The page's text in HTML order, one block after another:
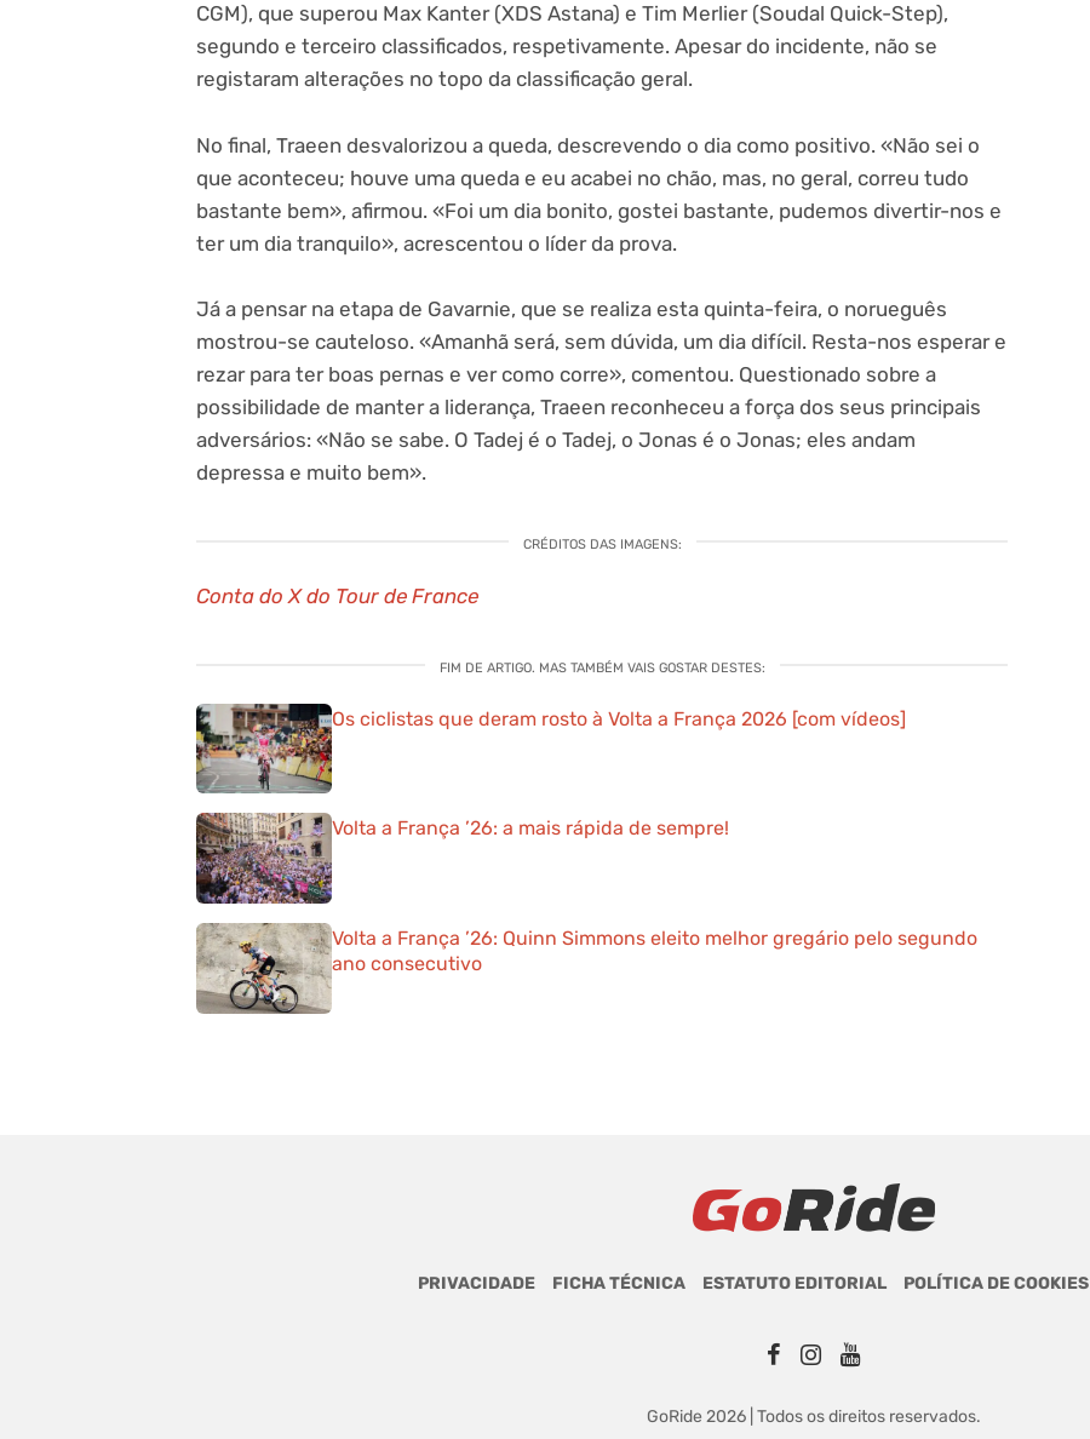
CGM), que superou Max Kanter (XDS Astana) e Tim Merlier (Soudal Quick-Step),
segundo e terceiro classificados, respetivamente. Apesar do incidente, não se
registaram alterações no topo da classificação geral.
No final, Traeen desvalorizou a queda, descrevendo o dia como positivo. «Não sei o
que aconteceu; houve uma queda e eu acabei no chão, mas, no geral, correu tudo
bastante bem», afirmou. «Foi um dia bonito, gostei bastante, pudemos divertir-nos e
ter um dia tranquilo», acrescentou o líder da prova.
Já a pensar na etapa de Gavarnie, que se realiza esta quinta-feira, o norueguês
mostrou-se cauteloso. «Amanhã será, sem dúvida, um dia difícil. Resta-nos esperar e
rezar para ter boas pernas e ver como corre», comentou. Questionado sobre a
possibilidade de manter a liderança, Traeen reconheceu a força dos seus principais
adversários: «Não se sabe. O Tadej é o Tadej, o Jonas é o Jonas; eles andam
depressa e muito bem».
CRÉDITOS DAS IMAGENS:
Conta do X do Tour de France
FIM DE ARTIGO. MAS TAMBÉM VAIS GOSTAR DESTES:
Os ciclistas que deram rosto à Volta a França 2026 [com vídeos]
Volta a França ’26: a mais rápida de sempre!
Volta a França ’26: Quinn Simmons eleito melhor gregário pelo segundo
ano consecutivo
PRIVACIDADE FICHA TÉCNICA ESTATUTO EDITORIAL POLÍTICA DE COOKIES
GoRide 2026 | Todos os direitos reservados.